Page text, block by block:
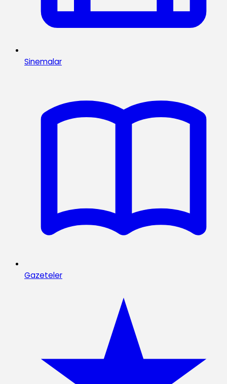
Sinemalar
Gazeteler